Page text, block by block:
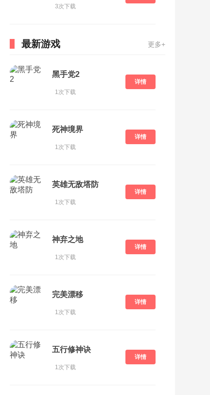
3次下载
最新游戏 更多+
黑手党2
1次下载
详情
死神境界
1次下载
详情
英雄无敌塔防
1次下载
详情
神弃之地
1次下载
详情
完美漂移
1次下载
详情
五行修神诀
1次下载
详情